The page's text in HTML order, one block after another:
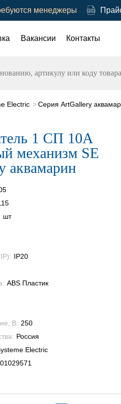
менеджеры
Вакансии Контакты
Electric Серия ArtGallery
1 СП 10А
механизм SE
аквамарин
шт
IP20
ABS Пластик
В: 250
Россия
Electric